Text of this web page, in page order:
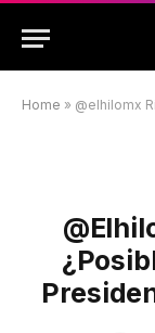
Home » @elhilomx